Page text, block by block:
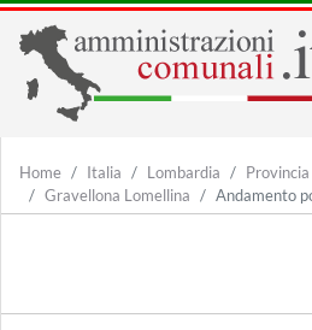
Home Italia Lombardia
Gravellona Lomellina
Andamento